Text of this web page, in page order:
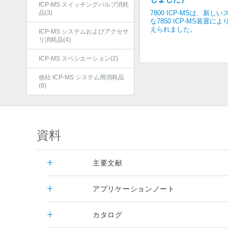
ICP-MS スイッチングバルブ消耗
品(3)
ICP-MS システムおよびアクセサ
リ消耗品(4)
ICP-MS スペシエーション(2)
他社 ICP-MS システム用消耗品
(8)
7800 ICP-MSは、新しい
な7850 ICP-MS装置によ
えられました。
資料
主要文献
アプリケーションノート
カタログ